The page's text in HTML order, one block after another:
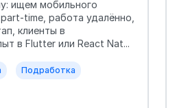
ищем мобильного
time, работа удалённо,
клиенты в
в Flutter или React Nat...
Подработка